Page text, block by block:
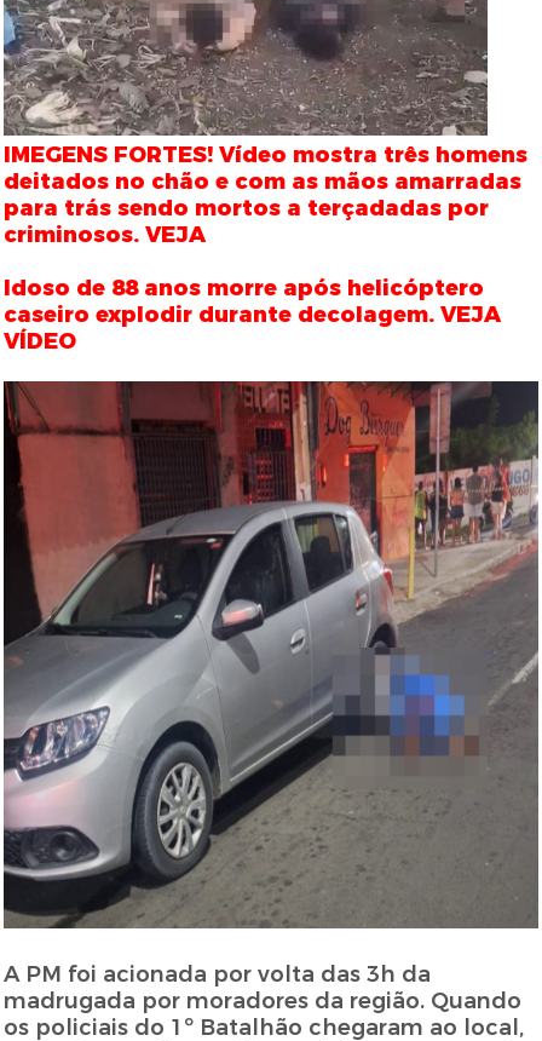
IMEGENS FORTES! Vídeo mostra três homens
deitados no chão e com as mãos amarradas
para trás sendo mortos a terçadadas por
criminosos. VEJA
Idoso de 88 anos morre após helicóptero
caseiro explodir durante decolagem. VEJA
VÍDEO
A PM foi acionada por volta das 3h da
madrugada por moradores da região. Quando
os policiais do 1º Batalhão chegaram ao local,